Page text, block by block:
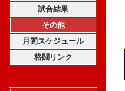
試合結果
その他
月間スケジュール
格闘リンク